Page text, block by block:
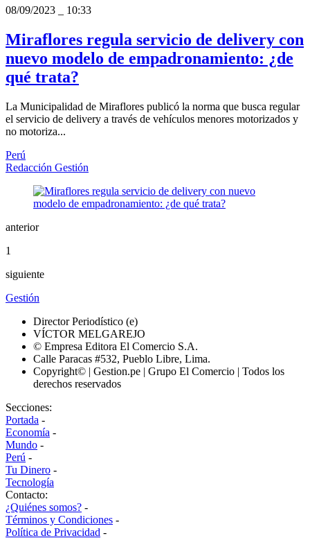
08/09/2023
10:33
Miraflores regula servicio de delivery con
nuevo modelo de empadronamiento: ¿de
qué trata?
La Municipalidad de Miraflores publicó la norma que busca regular
el servicio de delivery a través de vehículos menores motorizados y
no motoriza...
Perú
Redacción Gestión
anterior
1
siguiente
Gestión
Director Periodístico (e)
VÍCTOR MELGAREJO
© Empresa Editora El Comercio S.A.
Calle Paracas #532, Pueblo Libre, Lima.
Copyright© | Gestion.pe | Grupo El Comercio | Todos los
derechos reservados
Secciones:
Portada -
Economía -
Mundo -
Perú -
Tu Dinero -
Tecnología
Contacto:
¿Quiénes somos? -
Términos y Condiciones -
Política de Privacidad -